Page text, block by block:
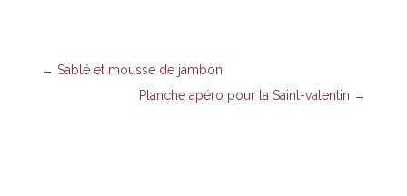
← Sablé et mousse de jambon
Planche apéro pour la Saint-valentin →